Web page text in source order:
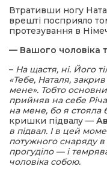
Втративши ногу
врешті посприяло
протезування в
— Вашого чоловіка
– На щастя, ні. Його
«Тебе, Наталя,
мене». Тобто
прийняв на себе
на мене, бо я стояла
кришки підвалу —
в підвал. І в цей
потужного снаряду
прогуділо — і
чоловіка собою.